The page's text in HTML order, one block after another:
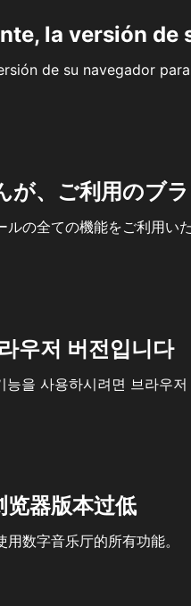
la versión de
de su navegador
が、ご利用のブ
の全ての機能をご利用い
우저 버전입니다
능을 사용하시려면 브라우
览器版本过低
数字音乐厅的所有功能。